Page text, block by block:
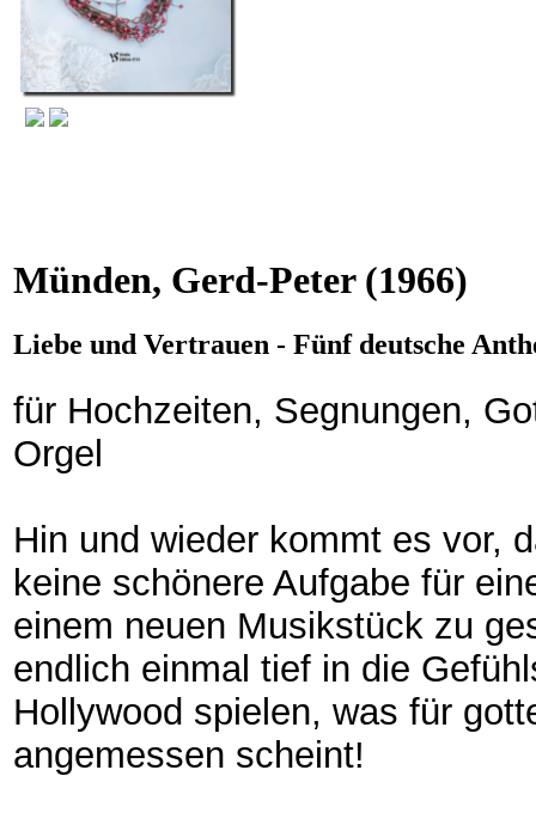
Münden, Gerd-Peter(1966)
Liebe und Vertrauen - Fünf deutsche
für Hochzeiten, Segnungen,
Orgel
Hin und wieder kommt es vor,
keine schönere Aufgabe für
einem neuen Musikstück zu
endlich einmal tief in die
Hollywood spielen, was für
angemessen scheint!